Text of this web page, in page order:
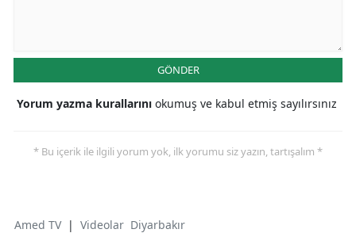
GÖNDER
Yorum yazma kurallarını okumuş ve kabul etmiş sayılırsınız
* Bu içerik ile ilgili yorum yok, ilk yorumu siz yazın, tartışalım *
Amed TV | Videolar Diyarbakır